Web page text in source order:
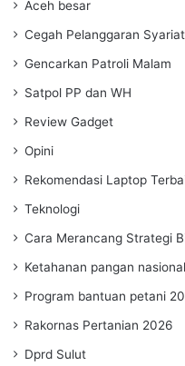
Aceh besar
Cegah Pelanggaran
Gencarkan Patroli Malam
Satpol PP dan WH
Review Gadget
Opini
Rekomendasi Laptop
Teknologi
Cara Merancang Strategi
Ketahanan pangan nasional
Program bantuan petani
Rakornas Pertanian 2026
Dprd Sulut